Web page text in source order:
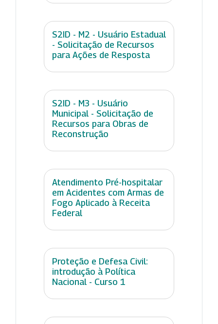
S2ID - M2 - Usuário Estadual
- Solicitação de Recursos
para Ações de Resposta
S2ID - M3 - Usuário
Municipal - Solicitação de
Recursos para Obras de
Reconstrução
Atendimento Pré-hospitalar
em Acidentes com Armas de
Fogo Aplicado à Receita
Federal
Proteção e Defesa Civil:
introdução à Política
Nacional - Curso 1